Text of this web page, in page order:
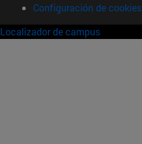
Configuración de cookies
Localizador de campus